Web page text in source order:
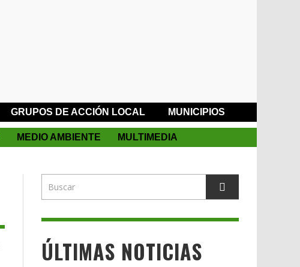
GRUPOS DE ACCIÓN LOCAL MUNICIPIOS
MEDIO AMBIENTE MULTIMEDIA
ÚLTIMAS NOTICIAS